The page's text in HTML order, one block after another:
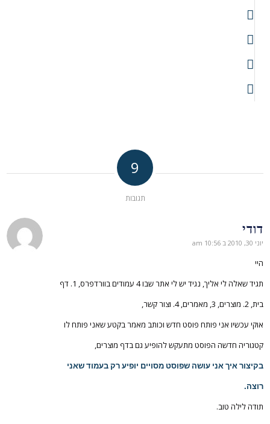
9
תגובות
דודי
אומר:יוני 30, 2010 ב 10:56 am
היי
תגיד שאלה לי אליך, נגיד יש לי אתר שבו 4 עמודים בוורדפרס, 1. דף
בית, 2. מוצרים, 3, מאמרים, 4. וצור קשר,
אוקי עכשיו אני פותח פוסט חדש וכותב מאמר בקטע שאני פותח לו
קטגוריה חדשה הפוסט מתעקש להופיע גם בדף מוצרים,
בקיצור איך אני עושה שפוסט מסויים יופיע רק בעמוד שאני
רוצה.
תודה לילה טוב.